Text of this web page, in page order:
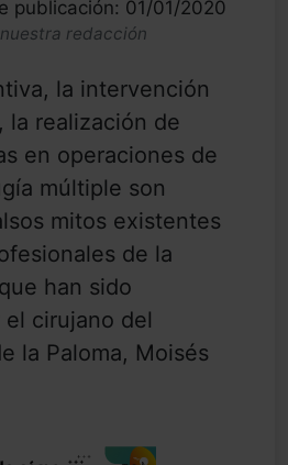
publicación: 01/01/2020
redacción
la intervención
la realización de
en operaciones de
múltiple son
mitos existentes
de la
han sido
cirujano del
la Paloma, Moisés